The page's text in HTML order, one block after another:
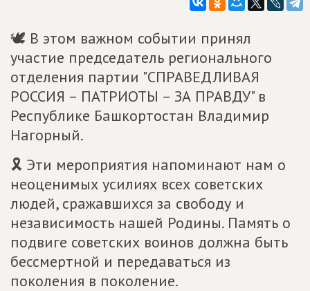
🕊 В этом важном событии принял
участие председатель регионального
отделения партии "СПРАВЕДЛИВАЯ
РОССИЯ – ПАТРИОТЫ – ЗА ПРАВДУ" в
Республике Башкортостан Владимир
Нагорный.
🎗 Эти мероприятия напоминают нам о
неоценимых усилиях всех советских
людей, сражавшихся за свободу и
независимость нашей Родины. Память о
подвиге советских воинов должна быть
бессмертной и передаваться из
поколения в поколение.